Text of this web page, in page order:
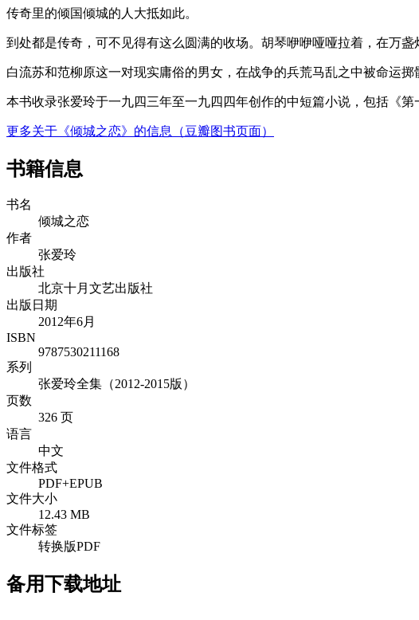
传奇里的倾国倾城的人大抵如此。
到处都是传奇，可不见得有这么圆满的收场。胡琴咿咿哑哑拉着，在万
白流苏和范柳原这一对现实庸俗的男女，在战争的兵荒马乱之中被命运
本书收录张爱玲于一九四三年至一九四四年创作的中短篇小说，包括《
更多关于《倾城之恋》的信息（豆瓣图书页面）
书籍信息
书名
倾城之恋
作者
张爱玲
出版社
北京十月文艺出版社
出版日期
2012年6月
ISBN
9787530211168
系列
张爱玲全集（2012-2015版）
页数
326 页
语言
中文
文件格式
PDF+EPUB
文件大小
12.43 MB
文件标签
转换版PDF
备用下载地址